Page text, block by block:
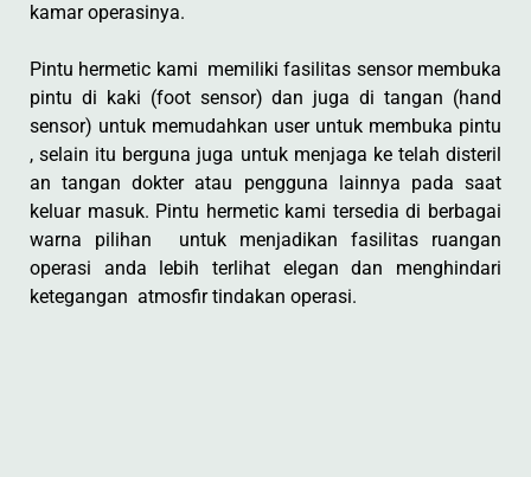
kamar operasinya.
Pintu hermetic kami memiliki fasilitas sensor membuka
pintu di kaki (foot sensor) dan juga di tangan (hand
sensor) untuk memudahkan user untuk membuka pintu
, selain itu berguna juga untuk menjaga ke telah disteril
an tangan dokter atau pengguna lainnya pada saat
keluar masuk. Pintu hermetic kami tersedia di berbagai
warna pilihan untuk menjadikan fasilitas ruangan
operasi anda lebih terlihat elegan dan menghindari
ketegangan atmosfir tindakan operasi.